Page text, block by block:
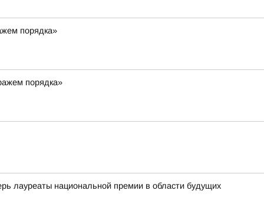
порядка»
порядка»
национальной премии в области будущих